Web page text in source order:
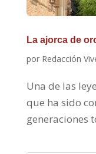
La ajorca de
por Redacción
Una de las
que ha sido
generaciones